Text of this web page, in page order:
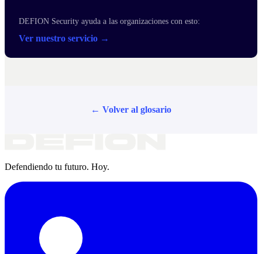
DEFION Security ayuda a las organizaciones con esto:
Ver nuestro servicio →
← Volver al glosario
Defendiendo tu futuro. Hoy.